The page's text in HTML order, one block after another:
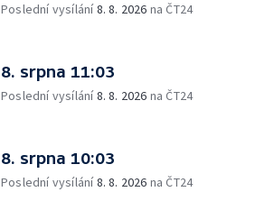
Poslední vysílání8. 8. 2026 na ČT24
8. srpna 11:03
Poslední vysílání8. 8. 2026 na ČT24
8. srpna 10:03
Poslední vysílání8. 8. 2026 na ČT24